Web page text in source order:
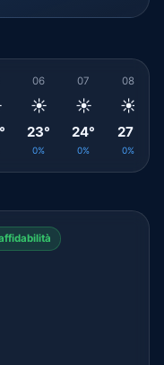
06
☀️
23°
0%
07
☀️
24°
0%
08
☀️
27°
0%